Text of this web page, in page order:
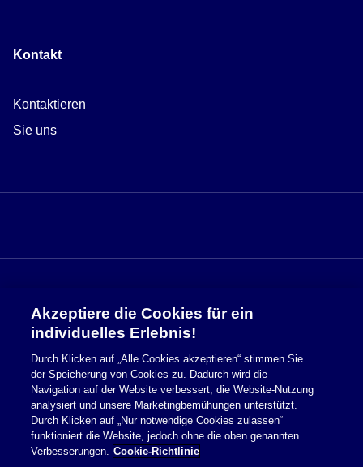
Kontakt
Kontaktieren
Sie uns
Sicherheitsinformationen
Nutzungsbedingungen
Cookie Richtlinie
Datenschutzerklärung
Akzeptiere die Cookies für ein
individuelles Erlebnis!
Durch Klicken auf „Alle Cookies akzeptieren“ stimmen Sie
der Speicherung von Cookies zu. Dadurch wird die
Navigation auf der Website verbessert, die Website-Nutzung
analysiert und unsere Marketingbemühungen unterstützt.
Durch Klicken auf „Nur notwendige Cookies zulassen“
funktioniert die Website, jedoch ohne die oben genannten
Verbesserungen. Cookie-Richtlinie